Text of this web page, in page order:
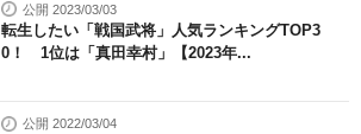
公開 2023/03/03
転生したい「戦国武将」人気ランキングTOP3
0！ 1位は「真田幸村」【2023年...
公開 2022/03/04